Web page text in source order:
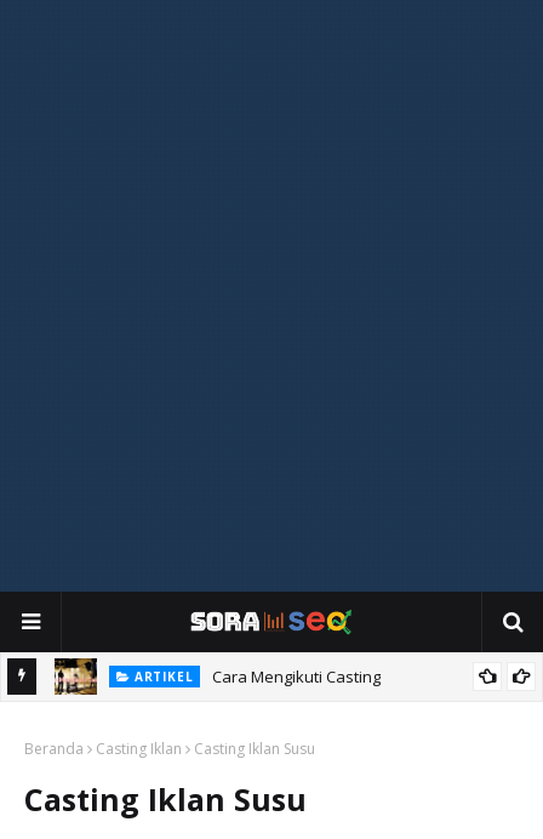
ARTIKEL Cara Mengikuti Casting
Beranda Casting Iklan Casting Iklan Susu
Casting Iklan Susu